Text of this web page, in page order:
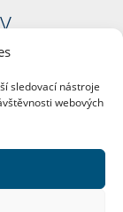
sledovací nástroje
webových